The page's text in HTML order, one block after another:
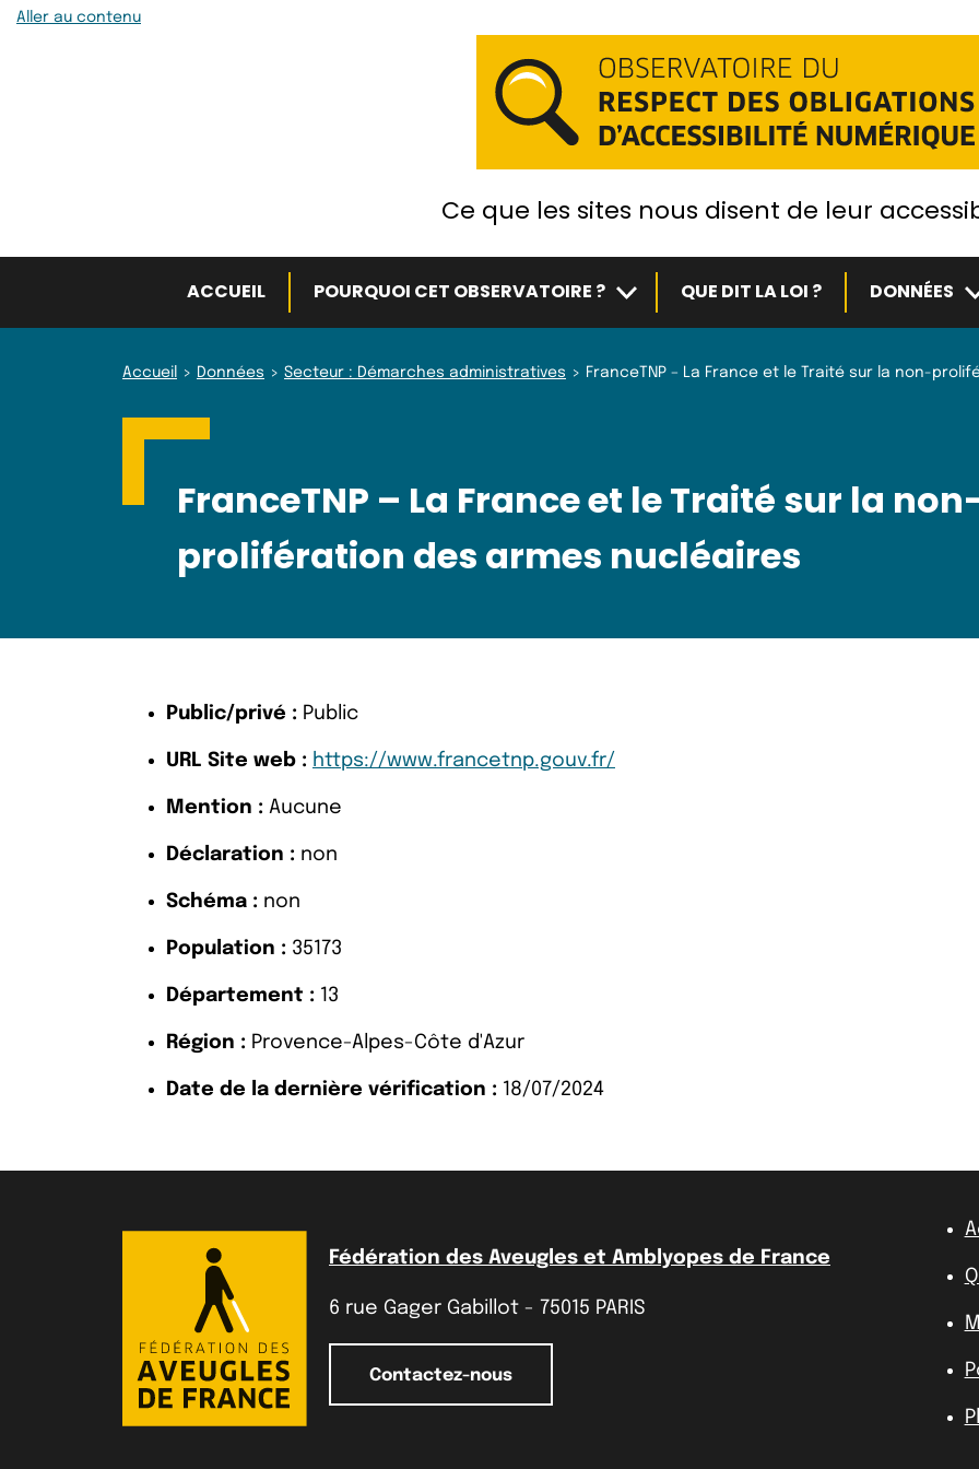
Aller au contenu
Ce que les sites nous disent de leur
ACCUEIL POURQUOI CET OBSERVATOIRE ? Sous-menuQUE DIT LA LOI ? DONNÉES
Accueil Données Secteur : Démarches administratives FranceTNP – La France et le Traité sur la non-
FranceTNP – La France et le Traité sur la
prolifération des armes nucléaires
Public/privé : Public
URL Site web : https://www.francetnp.gouv.fr/
Mention : Aucune
Déclaration : non
Schéma : non
Population : 35173
Département : 13
Région : Provence-Alpes-Côte d'Azur
Date de la dernière vérification : 18/07/2024
Fédération des Aveugles et Amblyopes de France
6 rue Gager Gabillot - 75015 PARIS
Contactez-nous